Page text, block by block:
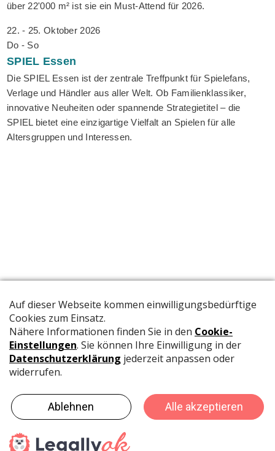
über 22'000 m² ist sie ein Must-Attend für 2026.
22. - 25. Oktober 2026
Do - So
SPIEL Essen
Die SPIEL Essen ist der zentrale Treffpunkt für Spielefans,
Verlage und Händler aus aller Welt. Ob Familienklassiker,
innovative Neuheiten oder spannende Strategietitel – die
SPIEL bietet eine einzigartige Vielfalt an Spielen für alle
Altersgruppen und Interessen.
Die offizielle Publikation der Schweizer Papeterien informiert
Meldungen aus der Branche.